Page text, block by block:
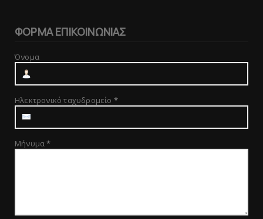
ΦΟΡΜΑ ΕΠΙΚΟΙΝΩΝΙΑΣ
Όνομα
Ηλεκτρονικό ταχυδρομείο *
Μήνυμα*